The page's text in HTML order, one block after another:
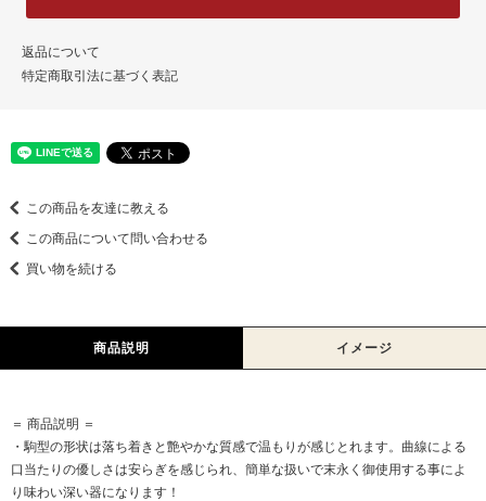
返品について
特定商取引法に基づく表記
この商品を友達に教える
この商品について問い合わせる
買い物を続ける
商品説明 イメージ
＝ 商品説明 ＝
・駒型の形状は落ち着きと艶やかな質感で温もりが感じとれます。曲線による
口当たりの優しさは安らぎを感じられ、簡単な扱いで末永く御使用する事によ
り味わい深い器になります！